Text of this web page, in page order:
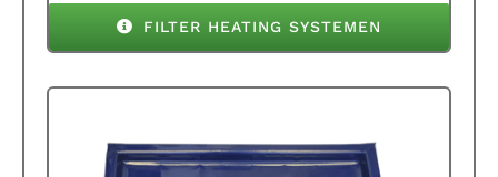
FILTER HEATING SYSTEMEN